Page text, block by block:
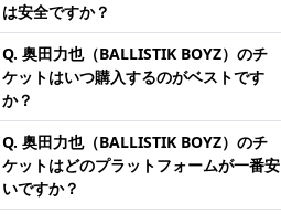
は安全ですか？
Q. 奥田力也（BALLISTIK BOYZ）のチ
ケットはいつ購入するのがベストです
か？
Q. 奥田力也（BALLISTIK BOYZ）のチ
ケットはどのプラットフォームが一番安
いですか？